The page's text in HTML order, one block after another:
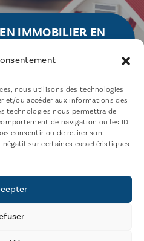
nous utilisons des technologies
et/ou accéder aux informations des
technologies nous permettra de
de navigation ou les ID
consentir ou de retirer son
sur certaines caractéristiques
IMMOBILIER EN
agences